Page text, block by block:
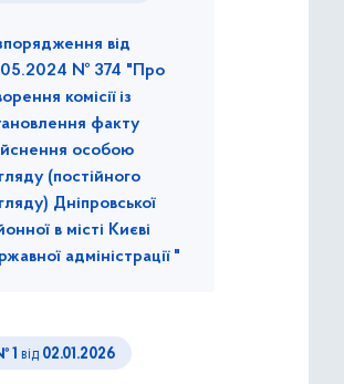
від
№ 374 "Про
комісії із
факту
особою
(постійного
Дніпровської
в місті Києві
адміністрації "
1 від 02.01.2026